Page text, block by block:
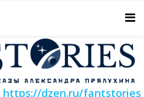
https://dzen.ru/fantstories